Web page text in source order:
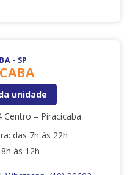
- SP
unidade
Centro – Piracicaba
das 7h às 22h
às 12h